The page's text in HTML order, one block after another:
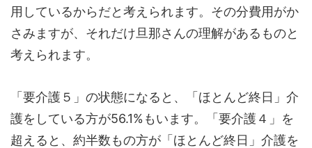
用しているからだと考えられます。その分費用がか
さみますが、それだけ旦那さんの理解があるものと
考えられます。
「要介護５」の状態になると、「ほとんど終日」介
護をしている方が56.1%もいます。「要介護４」を
超えると、約半数もの方が「ほとんど終日」介護を